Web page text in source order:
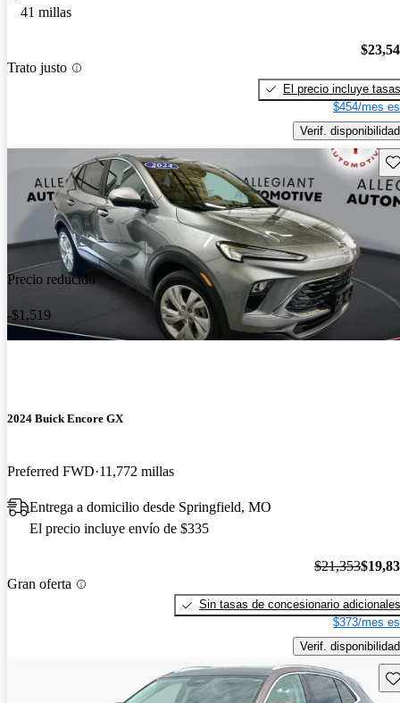
41 millas
Trato justo
El precio incluye tasas
$454/mes
Verif. disponibilidad
Precio reducido
-$1,519
2024 Buick Encore GX
Preferred FWD 11,772 millas
Entrega a domicilio desde Springfield, MO
El precio incluye envío de $335
Gran oferta
$21,353
Sin tasas de concesionario adicionales
$373/mes
Verif. disponibilidad